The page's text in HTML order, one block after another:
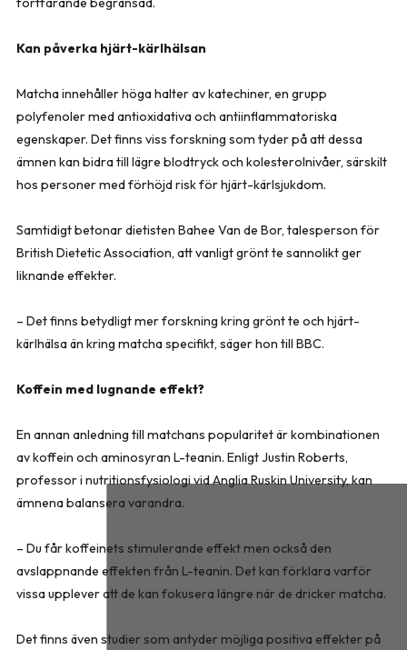
Kan påverka hjärt-kärlhälsan
Matcha innehåller höga halter av katechiner, en grupp
polyfenoler med antioxidativa och antiinflammatoriska
egenskaper. Det finns viss forskning som tyder på att dessa
ämnen kan bidra till lägre blodtryck och kolesterolnivåer, särskilt
hos personer med förhöjd risk för hjärt-kärlsjukdom.
Samtidigt betonar dietisten Bahee Van de Bor, talesperson för
British Dietetic Association, att vanligt grönt te sannolikt ger
liknande effekter.
– Det finns betydligt mer forskning kring grönt te och hjärt-
kärlhälsa än kring matcha specifikt, säger hon till BBC.
Koffein med lugnande effekt?
En annan anledning till matchans popularitet är kombinationen
av koffein och aminosyran L-teanin. Enligt Justin Roberts,
professor i nutritionsfysiologi vid Anglia Ruskin University, kan
ämnena balansera varandra.
– Du får koffeinets stimulerande effekt men också den
avslappnande effekten från L-teanin. Det kan förklara varför
vissa upplever att de kan fokusera längre när de dricker matcha.
Det finns även studier som antyder möjliga positiva effekter på